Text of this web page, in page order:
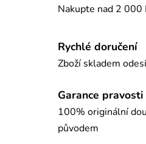
Nakupte nad 2 000
Rychlé doručení
Zboží skladem
Garance pravosti
100% originální
původem